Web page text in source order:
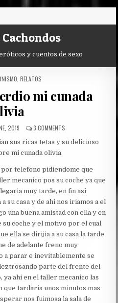
y cuentos de sexo
RELATOS
mi cunada
2019 3 COMMENTS
EL
MI
CUNADA
sus ricas tetas y su delicioso
mi cunada olivia.
por telefono pidiendome que
mecanico pos su coche ya que
muy tarde, en fin asi
su casa y de ahi nos iriamos a el
una buena amistad con ella y en
su coche y el motivo por el cual
ella se dirijia a su casa la tarde
de adelante freno muy
a parar e inevitablemente se
parte del frente del
ya ahi en el taller mecanico las
que tardaria unos minutos mas
nos fuimosa la sala de